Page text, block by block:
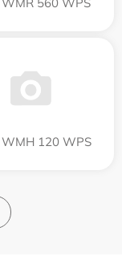
120 WPS